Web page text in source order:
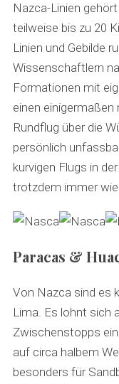
Nazca-Linien
teilweise bis zu 20
Linien und Gebilde
Wissenschaftlern
Formationen mit
einen
Rundflug über die
persönlich
kurvigen Flugs in
trotzdem immer
Paracas &
Von Nazca sind es
Lima. Es lohnt sich
Zwischenstopps
auf circa halbem
besonders für
S
a
c
f
r